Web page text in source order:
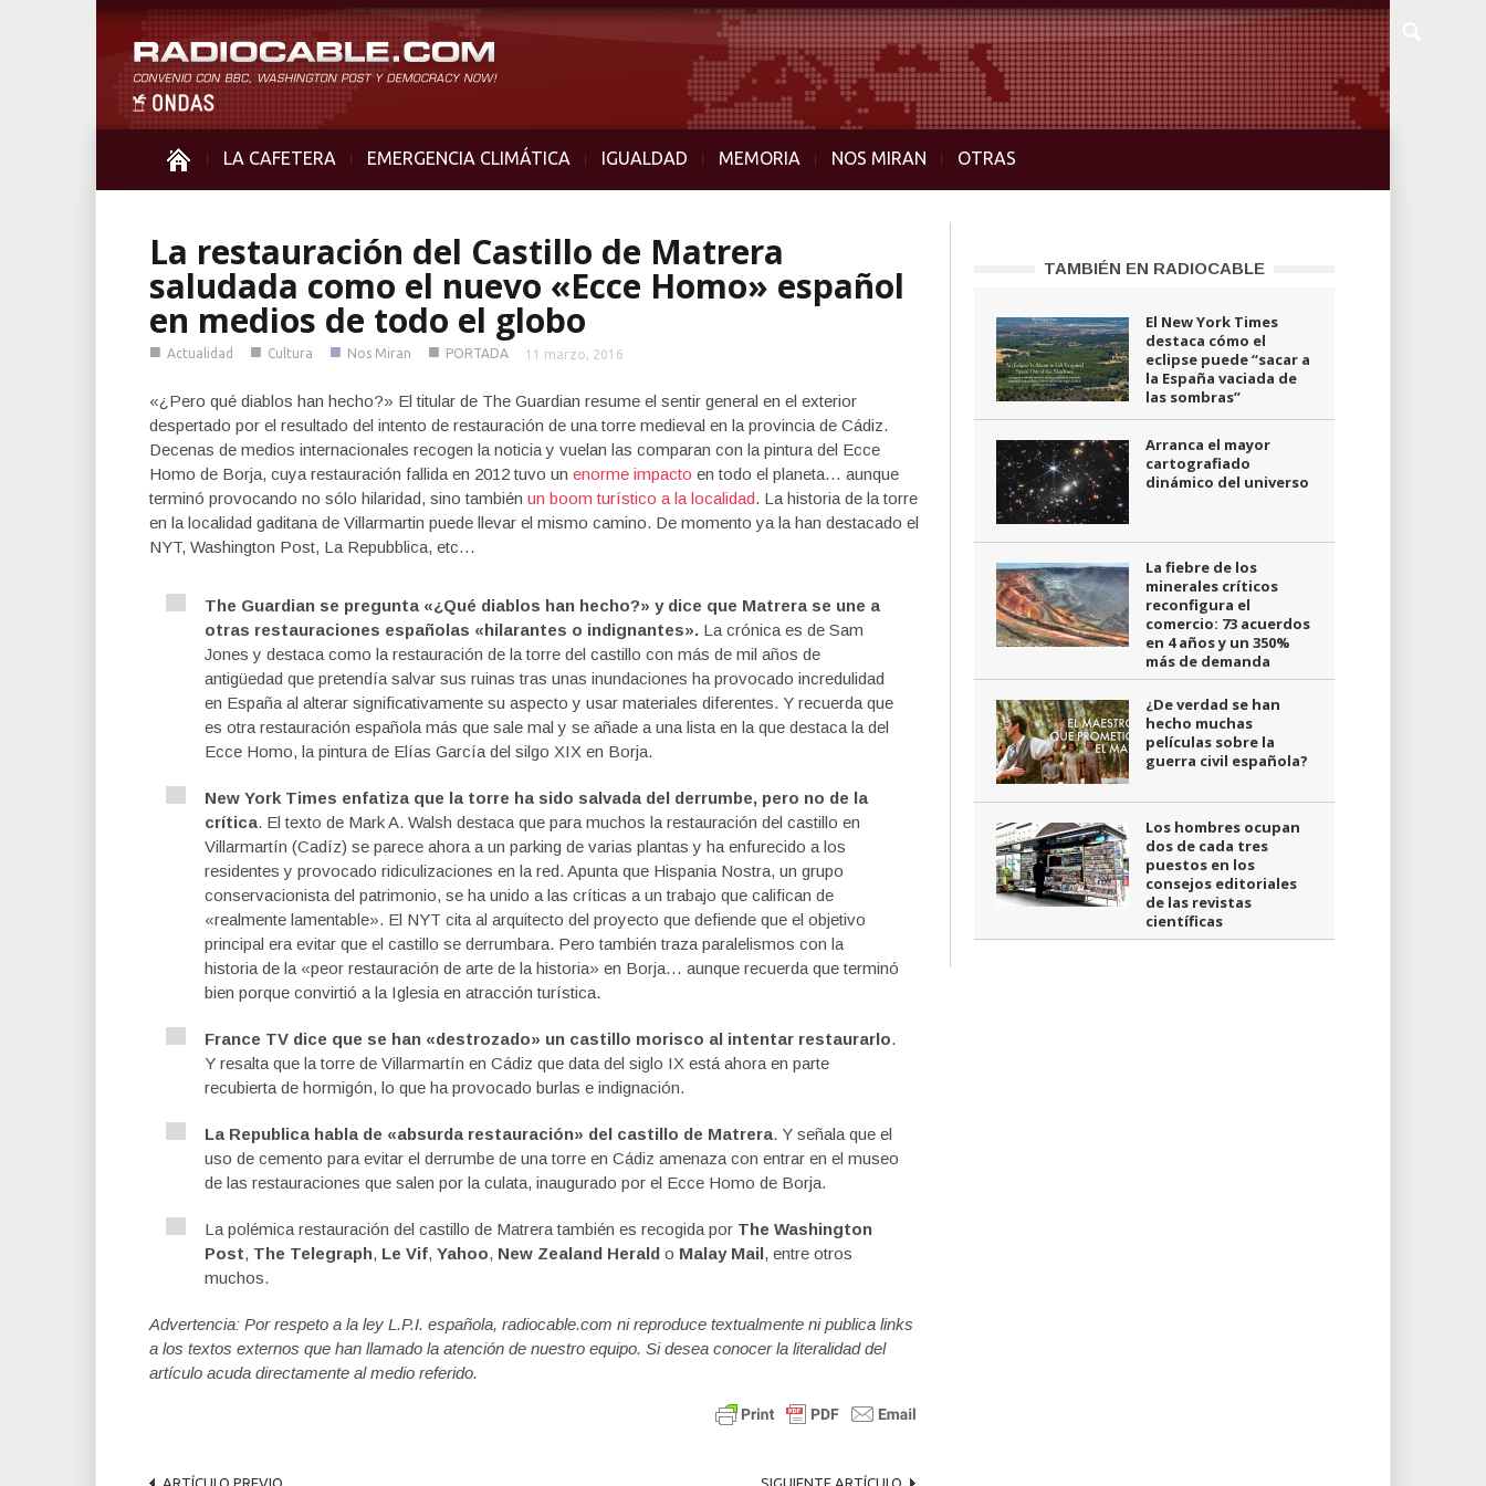
LA CAFETERA EMERGENCIA CLIMÁTICA IGUALDAD MEMORIA NOS MIRAN OTRAS
La restauración del Castillo de Matrera
saludada como el nuevo «Ecce Homo» español
en medios de todo el globo
■ Actualidad ■ Cultura ■ Nos Miran ■ PORTADA 11 marzo, 2016
«¿Pero qué diablos han hecho?» El titular de The Guardian resume el sentir general en el exterior
despertado por el resultado del intento de restauración de una torre medieval en la provincia de Cádiz.
Decenas de medios internacionales recogen la noticia y vuelan las comparan con la pintura del Ecce
Homo de Borja, cuya restauración fallida en 2012 tuvo un enorme impacto en todo el planeta… aunque
terminó provocando no sólo hilaridad, sino también un boom turístico a la localidad. La historia de la torre
en la localidad gaditana de Villarmartin puede llevar el mismo camino. De momento ya la han destacado el
NYT, Washington Post, La Repubblica, etc…
The Guardian se pregunta «¿Qué diablos han hecho?» y dice que Matrera se une a
otras restauraciones españolas «hilarantes o indignantes». La crónica es de Sam
Jones y destaca como la restauración de la torre del castillo con más de mil años de
antigüedad que pretendía salvar sus ruinas tras unas inundaciones ha provocado incredulidad
en España al alterar significativamente su aspecto y usar materiales diferentes. Y recuerda que
es otra restauración española más que sale mal y se añade a una lista en la que destaca la del
Ecce Homo, la pintura de Elías García del silgo XIX en Borja.
New York Times enfatiza que la torre ha sido salvada del derrumbe, pero no de la
crítica. El texto de Mark A. Walsh destaca que para muchos la restauración del castillo en
Villarmartín (Cadíz) se parece ahora a un parking de varias plantas y ha enfurecido a los
residentes y provocado ridiculizaciones en la red. Apunta que Hispania Nostra, un grupo
conservacionista del patrimonio, se ha unido a las críticas a un trabajo que califican de
«realmente lamentable». El NYT cita al arquitecto del proyecto que defiende que el objetivo
principal era evitar que el castillo se derrumbara. Pero también traza paralelismos con la
historia de la «peor restauración de arte de la historia» en Borja… aunque recuerda que terminó
bien porque convirtió a la Iglesia en atracción turística.
France TV dice que se han «destrozado» un castillo morisco al intentar restaurarlo.
Y resalta que la torre de Villarmartín en Cádiz que data del siglo IX está ahora en parte
recubierta de hormigón, lo que ha provocado burlas e indignación.
La Republica habla de «absurda restauración» del castillo de Matrera. Y señala que el
uso de cemento para evitar el derrumbe de una torre en Cádiz amenaza con entrar en el museo
de las restauraciones que salen por la culata, inaugurado por el Ecce Homo de Borja.
La polémica restauración del castillo de Matrera también es recogida por The Washington
Post, The Telegraph, Le Vif, Yahoo, New Zealand Herald o Malay Mail, entre otros
muchos.
Advertencia: Por respeto a la ley L.P.I. española, radiocable.com ni reproduce textualmente ni publica links
a los textos externos que han llamado la atención de nuestro equipo. Si desea conocer la literalidad del
artículo acuda directamente al medio referido.
ARTÍCULO PREVIO SIGUIENTE ARTÍCULO
TAMBIÉN EN RADIOCABLE
El New York Times
destaca cómo el
eclipse puede “sacar a
la España vaciada de
las sombras”
Arranca el mayor
cartografiado
dinámico del universo
La fiebre de los
minerales críticos
reconfigura el
comercio: 73 acuerdos
en 4 años y un 350%
más de demanda
¿De verdad se han
hecho muchas
películas sobre la
guerra civil española?
Los hombres ocupan
dos de cada tres
puestos en los
consejos editoriales
de las revistas
científicas